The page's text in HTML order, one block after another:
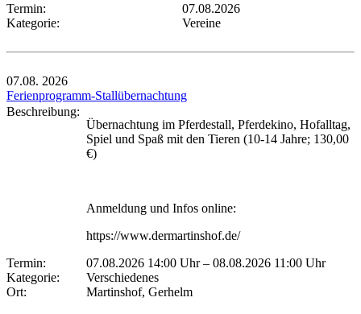
Termin:
07.08.2026
Kategorie:
Vereine
07.08. 2026
Ferienprogramm-Stallübernachtung
Beschreibung:
Übernachtung im Pferdestall, Pferdekino, Hofalltag,
Spiel und Spaß mit den Tieren (10-14 Jahre; 130,00
€)
Anmeldung und Infos online:
https://www.dermartinshof.de/
Termin:
07.08.2026 14:00 Uhr– 08.08.2026 11:00 Uhr
Kategorie:
Verschiedenes
Ort:
Martinshof, Gerhelm